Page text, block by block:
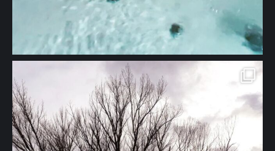
🖱 www.solazdelmoros.com #turismorural #apartamentosrurales
#casarural #naturaleza #viajes #bienestar #tranquilidad" aria-
hidden="true">